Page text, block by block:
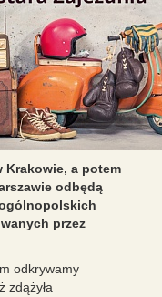
Krakowie, a potem
odbędą
przez
odkrywamy
zdążyła